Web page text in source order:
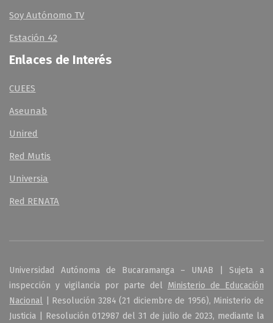
Soy Autónomo TV
Estación 42
Enlaces de Interés
CUEES
Aseunab
Unired
Red Mutis
Universia
Red RENATA
Universidad Autónoma de Bucaramanga – UNAB | Sujeta a
inspección y vigilancia por parte del Ministerio de Educación
Nacional | Resolución 3284 (21 diciembre de 1956), Ministerio de
Justicia | Resolución 012987 del 31 de julio de 2023, mediante la